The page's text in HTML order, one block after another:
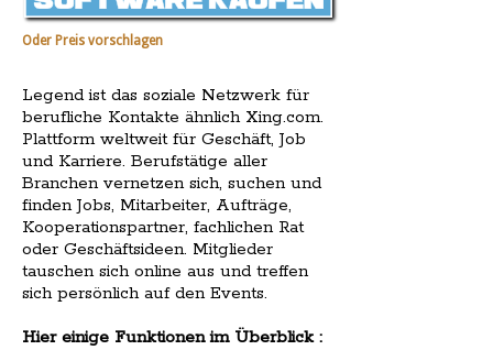
Oder Preis vorschlagen
Legend ist das soziale Netzwerk für
berufliche Kontakte ähnlich Xing.com.
Plattform weltweit für Geschäft, Job
und Karriere. Berufstätige aller
Branchen vernetzen sich, suchen und
finden Jobs, Mitarbeiter, Aufträge,
Kooperationspartner, fachlichen Rat
oder Geschäftsideen. Mitglieder
tauschen sich online aus und treffen
sich persönlich auf den Events.
Hier einige Funktionen im Überblick :